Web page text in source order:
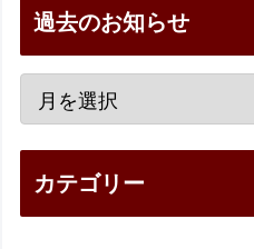
過去のお知らせ
カテゴリー